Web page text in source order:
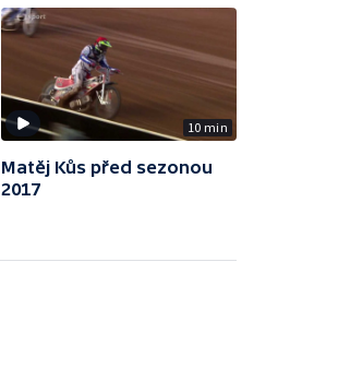
10 min
Matěj Kůs před sezonou
2017